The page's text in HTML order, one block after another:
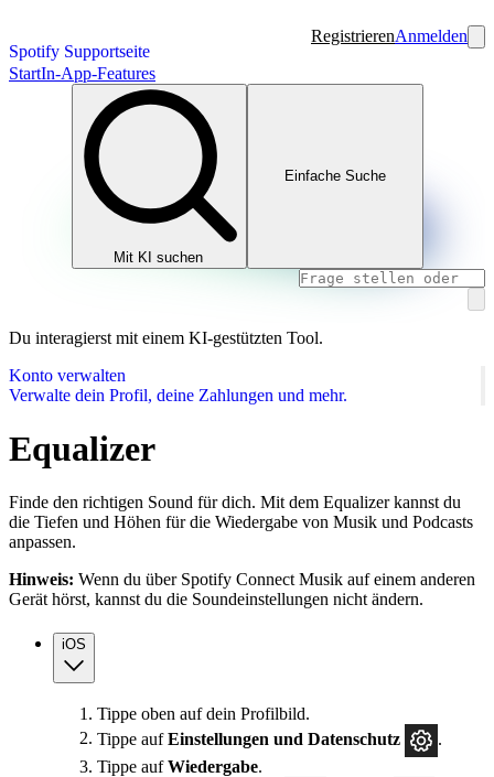
Spotify Supportseite
RegistrierenAnmelden
StartIn-App-Features
Mit KI suchen
Einfache Suche
Du interagierst mit einem KI-gestützten Tool.
Konto verwalten
Verwalte dein Profil, deine Zahlungen und mehr.
Equalizer
Finde den richtigen Sound für dich. Mit dem Equalizer kannst du
die Tiefen und Höhen für die Wiedergabe von Musik und Podcasts
anpassen.
Hinweis: Wenn du über Spotify Connect Musik auf einem anderen
Gerät hörst, kannst du die Soundeinstellungen nicht ändern.
iOS
Tippe oben auf dein Profilbild.
Tippe aufEinstellungen und Datenschutz
.
Tippe aufWiedergabe.